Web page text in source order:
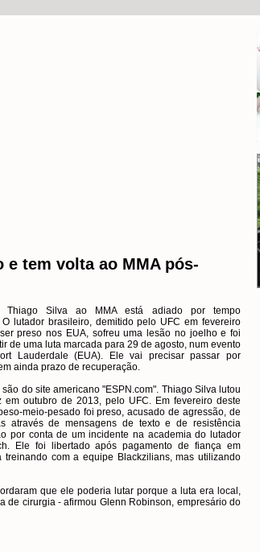
tem volta ao MMA pós-
Thiago Silva ao MMA está adiado por tempo
lutador brasileiro, demitido pelo UFC em fevereiro
preso nos EUA, sofreu uma lesão no joelho e foi
de uma luta marcada para 29 de agosto, num evento
Lauderdale (EUA). Ele vai precisar passar por
ainda prazo de recuperação.
do site americano "ESPN.com". Thiago Silva lutou
em outubro de 2013, pelo UFC. Em fevereiro deste
meio-pesado foi preso, acusado de agressão, de
através de mensagens de texto e de resistência
por conta de um incidente na academia do lutador
Ele foi libertado após pagamento de fiança em
treinando com a equipe Blackzilians, mas utilizando
que ele poderia lutar porque a luta era local,
de cirurgia - afirmou Glenn Robinson, empresário do